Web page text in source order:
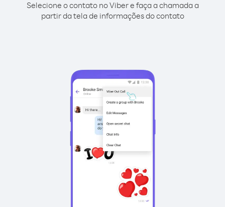
Selecione o contato no Viber e faça a chamada a
partir da tela de informações do contato